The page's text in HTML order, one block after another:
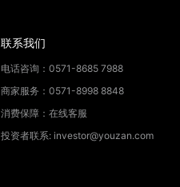
联系我们
电话咨询：0571-8685 7988
商家服务：0571-8998 8848
消费保障：在线客服
投资者联系: investor@youzan.com